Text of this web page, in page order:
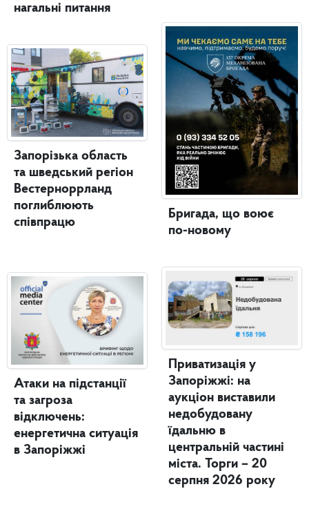
нагальні питання
Запорізька область
та шведський регіон
Вестерноррланд
поглиблюють
співпрацю
Атаки на підстанції
та загроза
відключень:
енергетична ситуація
в Запоріжжі
Бригада, що воює
по-новому
Приватизація у
Запоріжжі: на
аукціон виставили
недобудовану
їдальню в
центральній частині
міста. Торги – 20
серпня 2026 року